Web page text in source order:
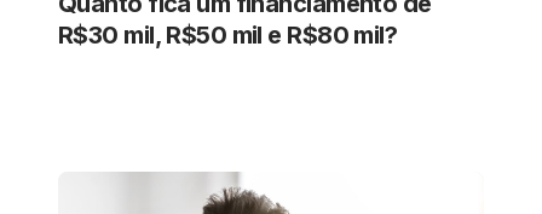
R$30 mil, R$50 mil e R$80 mil?